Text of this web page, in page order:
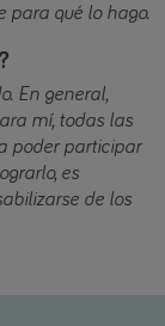
para qué lo hago.
En general,
mí, todas las
poder participar
es
de los